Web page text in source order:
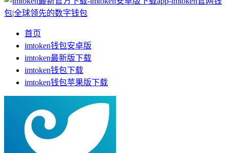
首页
imtoken钱包安卓版
imtoken最新版下载
imtoken钱包下载
imtoken钱包苹果版下载